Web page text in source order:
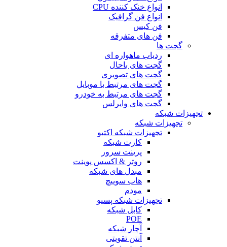
انواع خنک کننده CPU
انواع فن گرافیک
فن کیس
فن های متفرقه
گجت ها
ردیاب ماهواره ای
گجت های باحال
گجت های تصویری
گجت های مرتبط با موبایل
گجت های مرتبط به خودرو
گجت های وایرلس
تجهیزات شبکه
تجهیزات شبکه
تجهیزات شبکه اکتیو
کارت شبکه
پرینت سرور
روتر & اکسس پوینت
مبدل های شبکه
هاب سوییچ
مودم
تجهیزات شبکه پسیو
کابل شبکه
POE
آچار شبکه
آنتن تقویتی